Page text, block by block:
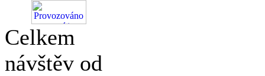
Celkem
návštěv od